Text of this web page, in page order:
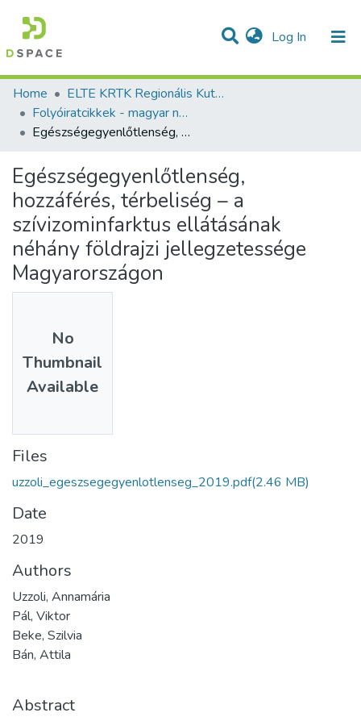
Log In (current)
Communities & Collections
Statistics
All of DSpace
Home
ELTE KRTK Regionális Kutatások Intézete
Folyóiratcikkek - magyar nyelvű (RKI)
Egészségegyenlőtlenség, hozzáférés, térbeliség – a szívizominfarktus ellátásának néhány földrajzi jellegzetessége Magyarországon
Egészségegyenlőtlenség,
hozzáférés, térbeliség – a
szívizominfarktus ellátásának
néhány földrajzi jellegzetessége
Magyarországon
No
Thumbnail
Available
Files
uzzoli_egeszsegegyenlotlenseg_2019.pdf(2.46 MB)
Date
2019
Authors
Uzzoli, Annamária
Pál, Viktor
Beke, Szilvia
Bán, Attila
Abstract